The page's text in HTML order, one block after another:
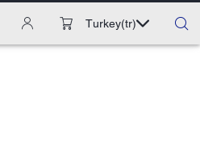
Turkey(tr)